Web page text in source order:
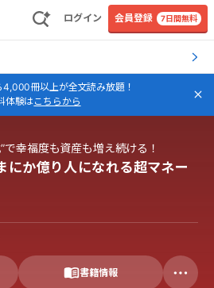
ログイン 会員登録 7日間無料
冊以上が全文読み放題！
体験はこちらから
で幸福度も資産も増え続ける！
にか億り人になれる超マネー
書籍情報